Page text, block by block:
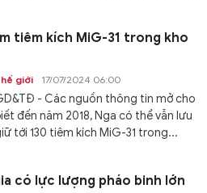
tiêm kích MiG-31 trong kho
giới 17/07/2024 06:00
- Các nguồn thông tin mở cho
đến năm 2018, Nga có thể vẫn lưu
tới 130 tiêm kích MiG-31 trong...
có lực lượng pháo binh lớn